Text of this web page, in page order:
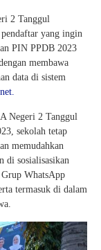
2 Tanggul
yang ingin
PIN PPDB 2023
membawa
data di sistem
Negeri 2 Tanggul
sekolah tetap
memudahkan
di sosialisasikan
WhatsApp
termasuk di dalam